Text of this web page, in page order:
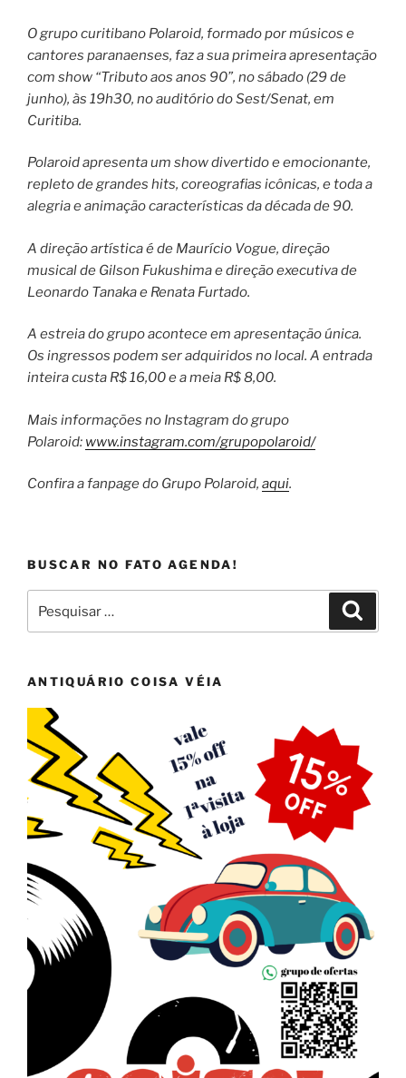
O grupo curitibano Polaroid, formado por músicos e
cantores paranaenses, faz a sua primeira apresentação
com show “Tributo aos anos 90”, no sábado (29 de
junho), às 19h30, no auditório do Sest/Senat, em
Curitiba.
Polaroid apresenta um show divertido e emocionante,
repleto de grandes hits, coreografias icônicas, e toda a
alegria e animação características da década de 90.
A direção artística é de Maurício Vogue, direção
musical de Gilson Fukushima e direção executiva de
Leonardo Tanaka e Renata Furtado.
A estreia do grupo acontece em apresentação única.
Os ingressos podem ser adquiridos no local. A entrada
inteira custa R$ 16,00 e a meia R$ 8,00.
Mais informações no Instagram do grupo
Polaroid: www.instagram.com/grupopolaroid/
Confira a fanpage do Grupo Polaroid, aqui.
BUSCAR NO FATO AGENDA!
por:
ANTIQUÁRIO COISA VÉIA